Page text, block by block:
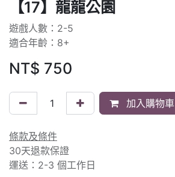
【17】龍龍公園
遊戲人數：2-5
適合年齡：8+
NT$ 750
加入購物車
條款及條件
30天退款保證
運送：2-3 個工作日